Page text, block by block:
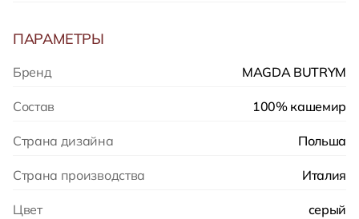
ПАРАМЕТРЫ
Бренд MAGDA BUTRYM
Состав 100% кашемир
Страна дизайна Польша
Страна производства Италия
Цвет серый